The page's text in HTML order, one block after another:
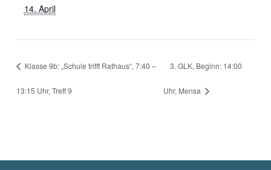
14. April
Klasse 9b: „Schule trifft Rathaus“, 7:40 –
13:15 Uhr, Treff 9
3. GLK, Beginn: 14:00
Uhr, Mensa